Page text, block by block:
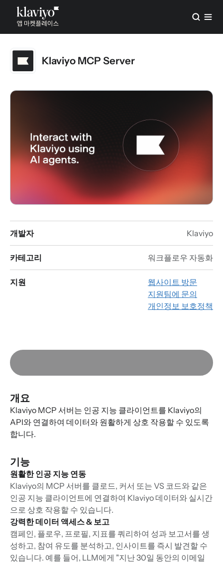
Klaviyo MCP Server
개발자 Klaviyo
카테고리 워크플로우 자동화
지원
웹사이트 방문
지원팀에 문의
개인정보 보호정책
개요
Klaviyo MCP 서버는 인공 지능 클라이언트를 Klaviyo의
API와 연결하여 데이터와 원활하게 상호 작용할 수 있도록
합니다.
기능
원활한 인공 지능 연동
Klaviyo의 MCP 서버를 클로드, 커서 또는 VS 코드와 같은
인공 지능 클라이언트에 연결하여 Klaviyo 데이터와 실시간
으로 상호 작용할 수 있습니다.
강력한 데이터 액세스 & 보고
캠페인, 플로우, 프로필, 지표를 쿼리하여 성과 보고서를 생
성하고, 참여 유도를 분석하고, 인사이트를 즉시 발견할 수
있습니다. 예를 들어, LLM에게 "지난 30일 동안의 이메일